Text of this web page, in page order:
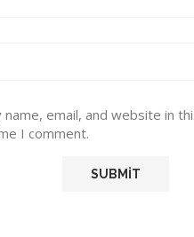
name, email, and website in
I comment.